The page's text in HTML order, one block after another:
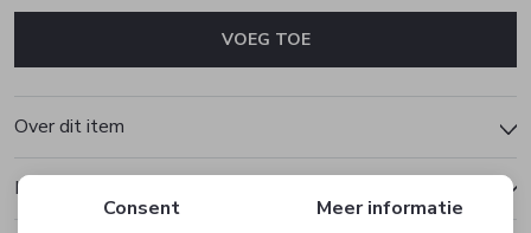
VOEG TOE
Over dit item
Kenmerken
Consent Meer informatie